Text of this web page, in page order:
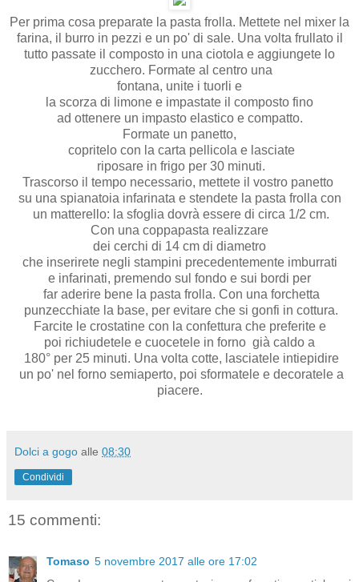
Per prima cosa preparate la pasta frolla. Mettete nel mixer la
farina, il burro in pezzi e un po' di sale. Una volta frullato il
tutto passate il composto in una ciotola e aggiungete lo
zucchero. Formate al centro una
fontana, unite i tuorli e
la scorza di limone e impastate il composto fino
ad ottenere un impasto elastico e compatto.
Formate un panetto,
copritelo con la carta pellicola e lasciate
riposare in frigo per 30 minuti.
Trascorso il tempo necessario, mettete il vostro panetto
su una spianatoia infarinata e stendete la pasta frolla con
un matterello: la sfoglia dovrà essere di circa 1/2 cm.
Con una coppapasta realizzare
dei cerchi di 14 cm di diametro
che inserirete negli stampini precedentemente imburrati
e infarinati, premendo sul fondo e sui bordi per
far aderire bene la pasta frolla. Con una forchetta
punzecchiate la base, per evitare che si gonfi in cottura.
Farcite le crostatine con la confettura che preferite e
poi richiudetele e cuocetele in forno già caldo a
180° per 25 minuti. Una volta cotte, lasciatele intiepidire
un po' nel forno semiaperto, poi sformatele e decoratele a
piacere.
Dolci a gogo alle 08:30
Condividi
15 commenti:
Tomaso 5 novembre 2017 alle ore 17:02